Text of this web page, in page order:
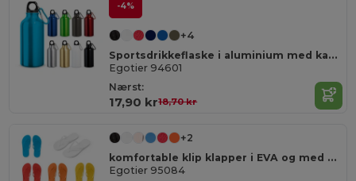
-4%
+4
Sportsdrikkeflaske i aluminium med karabin , kan rumme op til 400 ml
Egotier 94601
Nærst:
17,90 kr18,70 kr
+2
komfortable klip klapper i EVA og med PVC rem
Egotier 95084